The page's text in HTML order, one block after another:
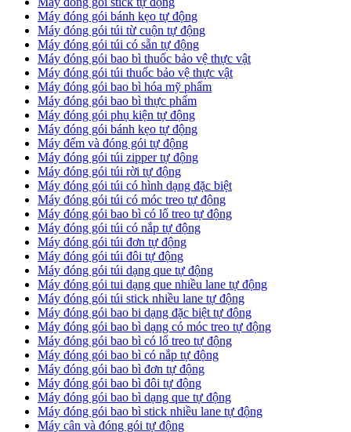
Máy đóng gói bánh kẹo tự động
Máy đóng gói túi từ cuộn tự động
Máy đóng gói túi có sẵn tự động
Máy đóng gói bao bì thuốc bảo vệ thực vật
Máy đóng gói túi thuốc bảo vệ thực vật
Máy đóng gói bao bì hóa mỹ phẩm
Máy đóng gói bao bì thực phẩm
Máy đóng gói phụ kiện tự động
Máy đóng gói bánh kẹo tự động
Máy đếm và đóng gói tự động
Máy đóng gói túi zipper tự động
Máy đóng gói túi rời tự động
Máy đóng gói túi có hình dạng đặc biệt
Máy đóng gói túi có móc treo tự động
Máy đóng gói bao bì có lổ treo tự động
Máy đóng gói túi có nắp tự động
Máy đóng gói túi đơn tự động
Máy đóng gói túi đôi tự động
Máy đóng gói túi dạng que tự động
Máy đóng gói tui dạng que nhiều lane tự động
Máy đóng gói túi stick nhiều lane tự động
Máy đóng gói bao bi dạng đặc biệt tự động
Máy đóng gói bao bì dạng có móc treo tự động
Máy đóng gói bao bì có lổ treo tự động
Máy đóng gói bao bì có nắp tự động
Máy đóng gói bao bì đơn tự động
Máy đóng gói bao bì đôi tự động
Máy đóng gói bao bì dạng que tự động
Máy đóng gói bao bì stick nhiều lane tự động
Máy cân và đóng gói tự động